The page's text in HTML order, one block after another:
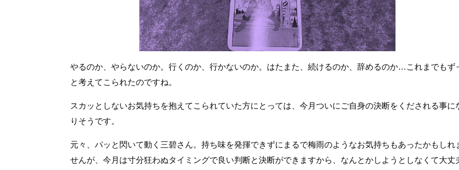
やるのか、やらないのか。行くのか、行かないのか。はたまた、続けるのか、辞めるのか…これまでもず
と考えてこられたのですね。
スカッとしないお気持ちを抱えてこられていた方にとっては、今月ついにご自身の決断をくだされる事に
りそうです。
元々、パッと閃いて動く三碧さん。持ち味を発揮できずにまるで梅雨のようなお気持ちもあったかもしれ
せんが、今月は寸分狂わぬタイミングで良い判断と決断ができますから、なんとかしようとしなくて大丈